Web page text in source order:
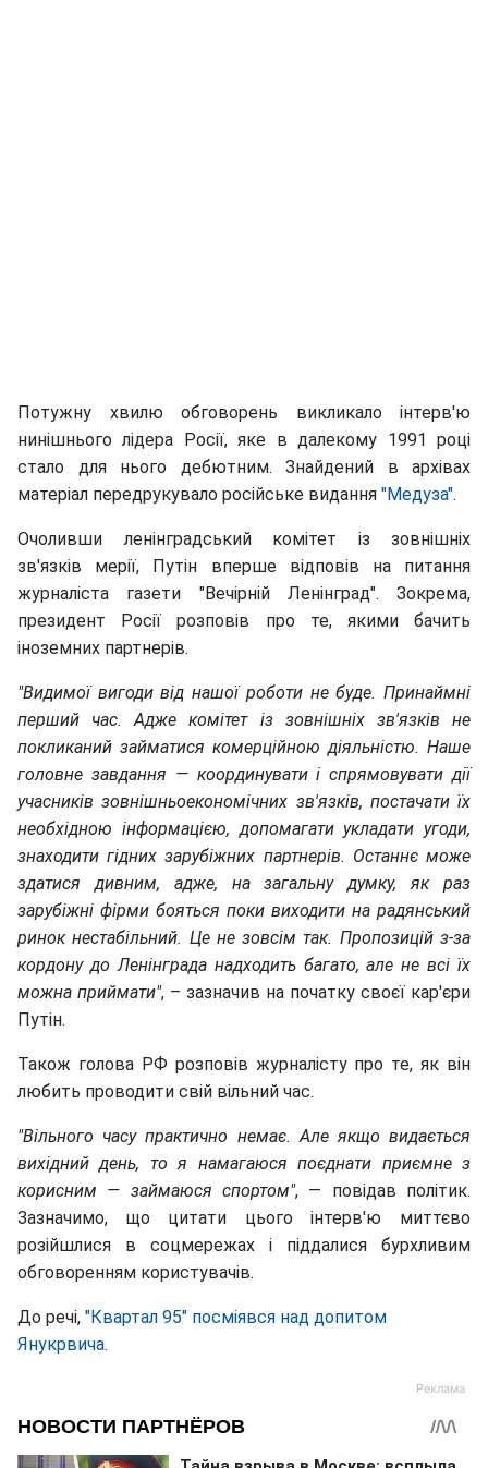
Потужну хвилю обговорень викликало інтерв'ю
нинішнього лідера Росії, яке в далекому 1991 році
стало для нього дебютним. Знайдений в архівах
матеріал передрукувало російське видання "Медуза".
Очоливши ленінградський комітет із зовнішніх
зв'язків мерії, Путін вперше відповів на питання
журналіста газети "Вечірній Ленінград". Зокрема,
президент Росії розповів про те, якими бачить
іноземних партнерів.
"Видимої вигоди від нашої роботи не буде. Принаймні
перший час. Адже комітет із зовнішніх зв'язків не
покликаний займатися комерційною діяльністю. Наше
головне завдання — координувати і спрямовувати дії
учасників зовнішньоекономічних зв'язків, постачати їх
необхідною інформацією, допомагати укладати угоди,
знаходити гідних зарубіжних партнерів. Останнє може
здатися дивним, адже, на загальну думку, як раз
зарубіжні фірми бояться поки виходити на радянський
ринок нестабільний. Це не зовсім так. Пропозицій з-за
кордону до Ленінграда надходить багато, але не всі їх
можна приймати", – зазначив на початку своєї кар'єри
Путін.
Також голова РФ розповiв журналicту про те, як він
любить проводити свій вільний час.
"Вільного часу практично немає. Але якщо видається
вихідний день, то я намагаюся поєднати приємне з
корисним — займаюся спортом", — повідав політик.
Зазначимо, що цитати цього інтерв'ю миттєво
розійшлися в соцмережах і піддалися бурхливим
обговоренням користувачів.
До речі, "Квартал 95" посміявся над допитом
Янукрвича.